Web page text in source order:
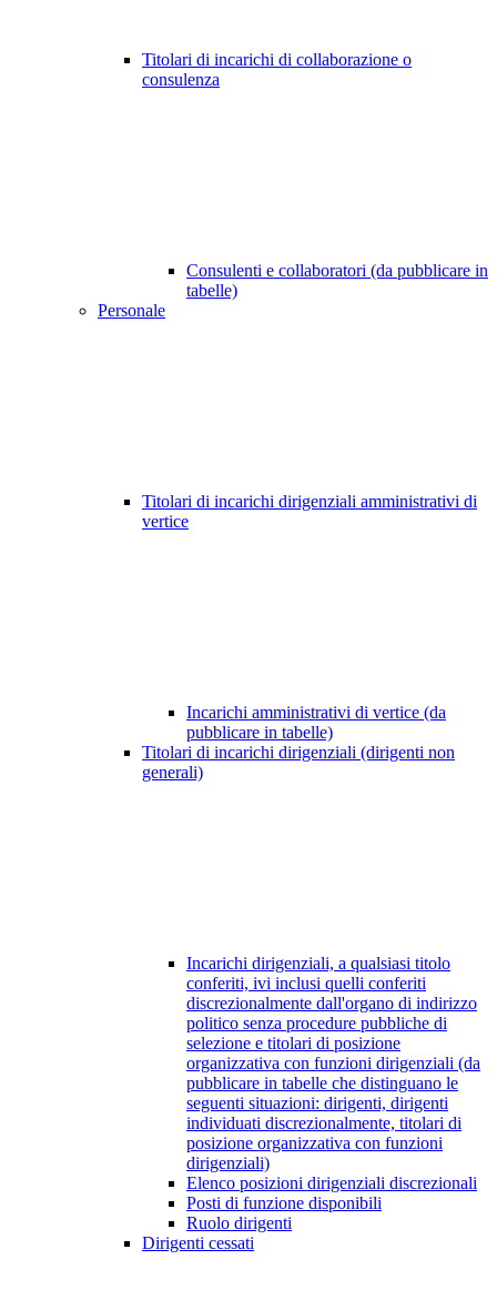
Titolari di incarichi di collaborazione o
consulenza
Consulenti e collaboratori (da pubblicare in
tabelle)
Personale
Titolari di incarichi dirigenziali amministrativi di
vertice
Incarichi amministrativi di vertice (da
pubblicare in tabelle)
Titolari di incarichi dirigenziali (dirigenti non
generali)
Incarichi dirigenziali, a qualsiasi titolo
conferiti, ivi inclusi quelli conferiti
discrezionalmente dall'organo di indirizzo
politico senza procedure pubbliche di
selezione e titolari di posizione
organizzativa con funzioni dirigenziali (da
pubblicare in tabelle che distinguano le
seguenti situazioni: dirigenti, dirigenti
individuati discrezionalmente, titolari di
posizione organizzativa con funzioni
dirigenziali)
Elenco posizioni dirigenziali discrezionali
Posti di funzione disponibili
Ruolo dirigenti
Dirigenti cessati